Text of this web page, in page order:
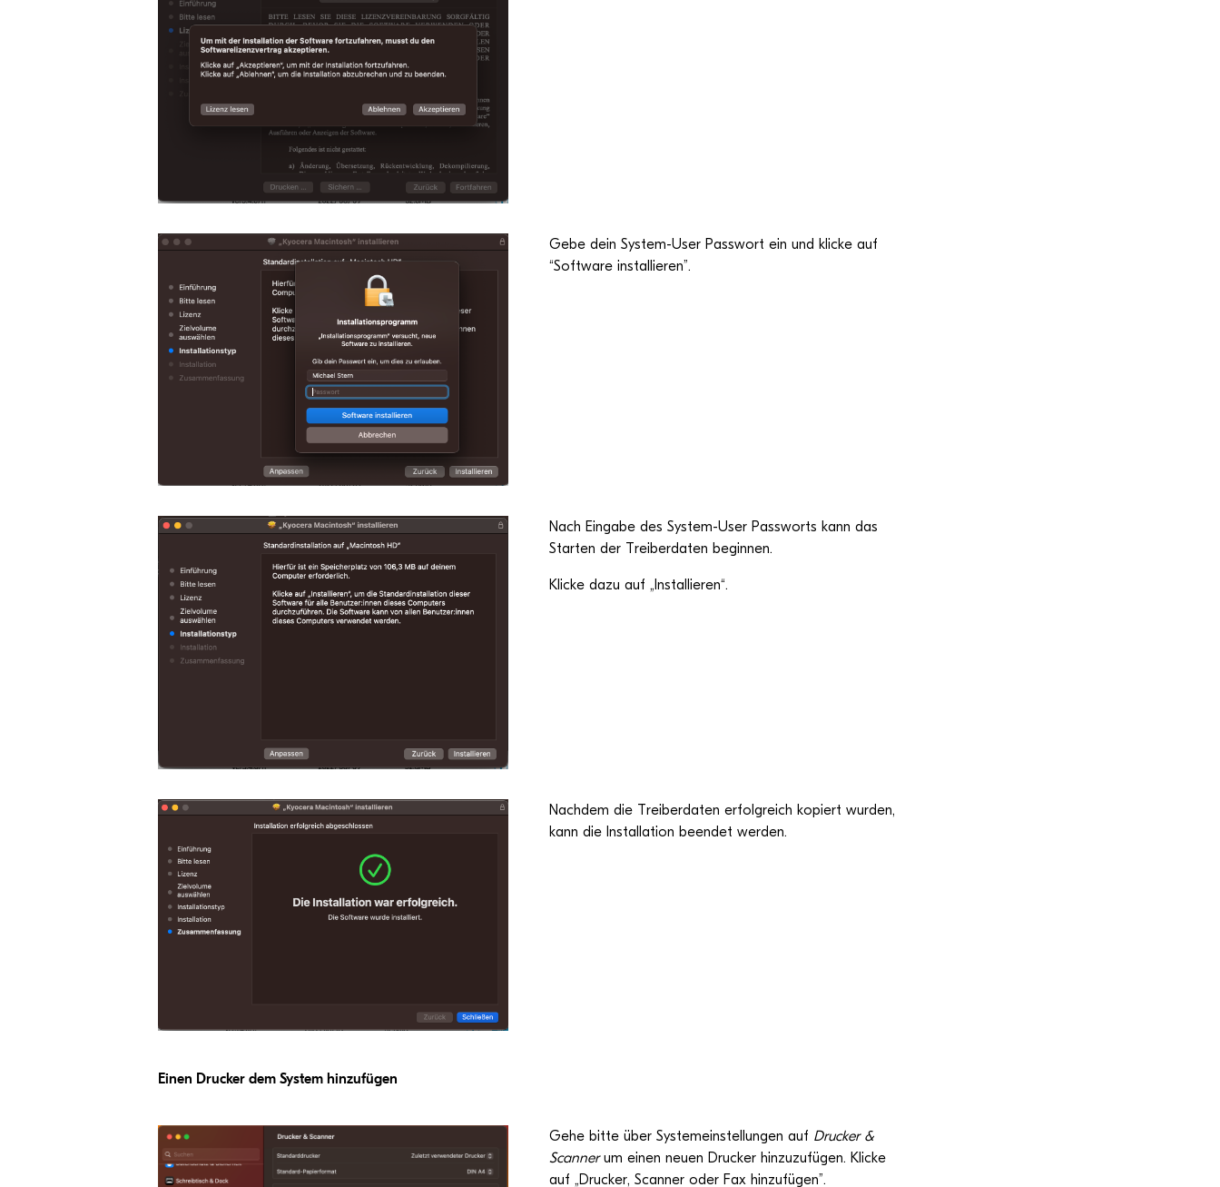
Gebe dein Sys­tem-User Pass­wort ein und kli­cke auf
“Soft­ware installieren”.
Nach Ein­gabe des Sys­tem-User Pass­worts kann das
Star­ten der Trei­ber­da­ten beginnen.
Kli­cke dazu auf „Instal­lie­ren“.
Nach­dem die Trei­ber­da­ten erfolg­reich kopiert wur­den,
kann die Instal­la­tion been­det werden.
Einen Dru­cker dem Sys­tem hinzufügen
Gehe bitte über Sys­tem­ein­stel­lun­gen auf Dru­cker &
Scan­nerum einen neuen Dru­cker hin­zu­zu­fü­gen. Kli­cke
auf „Dru­cker, Scan­ner oder Fax hinzufügen”.